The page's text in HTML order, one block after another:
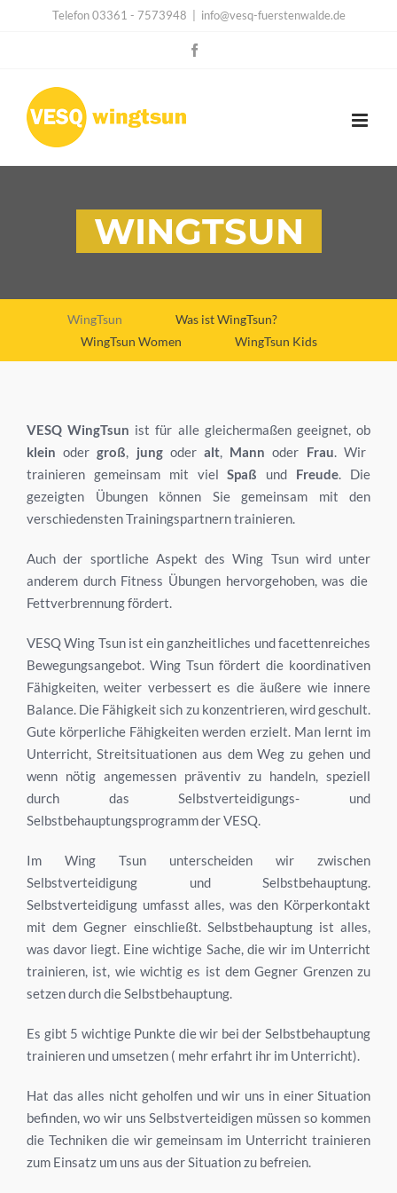
Telefon 03361 - 7573948 info@vesq-fuerstenwalde.de
WINGTSUN
WingTsun
Was ist WingTsun?
WingTsun Women
WingTsun Kids
VESQ WingTsun ist für alle gleichermaßen geeignet, ob
klein oder groß jungoderalt Mann oder Frau . Wir
trainieren gemeinsam mit vielSpaß und Freude . Die
gezeigten Übungen können Sie gemeinsam mit den
verschiedensten Trainingspartnern trainieren.
Auch der sportliche Aspekt des Wing Tsun wird unter
anderem durch Fitness Übungen hervorgehoben, was die
Fettverbrennung fördert.
VESQ Wing Tsun ist ein ganzheitliches und facettenreiches
Bewegungsangebot. Wing Tsun fördert die koordinativen
Fähigkeiten, weiter verbessert es die äußere wie innere
Balance. Die Fähigkeit sich zu konzentrieren, wird geschult.
Gute körperliche Fähigkeiten werden erzielt. Man lernt im
Unterricht, Streitsituationen aus dem Weg zu gehen und
wenn nötig angemessen präventiv zu handeln, speziell
durch das Selbstverteidigungs- und
Selbstbehauptungsprogramm der VESQ.
Im Wing Tsun unterscheiden wir zwischen
Selbstverteidigung und Selbstbehauptung.
Selbstverteidigung umfasst alles, was den Körperkontakt
mit dem Gegner einschließt. Selbstbehauptung ist alles,
was davor liegt. Eine wichtige Sache, die wir im Unterricht
trainieren, ist, wie wichtig es ist dem Gegner Grenzen zu
setzen durch die Selbstbehauptung.
Es gibt 5 wichtige Punkte die wir bei der Selbstbehauptung
trainieren und umsetzen ( mehr erfahrt ihr im Unterricht).
Hat das alles nicht geholfen und wir uns in einer Situation
befinden, wo wir uns Selbstverteidigen müssen so kommen
die Techniken die wir gemeinsam im Unterricht trainieren
zum Einsatz um uns aus der Situation zu befreien.